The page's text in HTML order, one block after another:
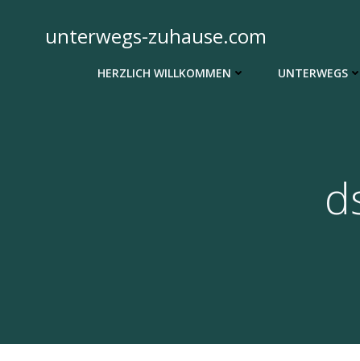
springenunterwegs-zuhause.com
HERZLICH WILLKOMMEN UNTERWEGS